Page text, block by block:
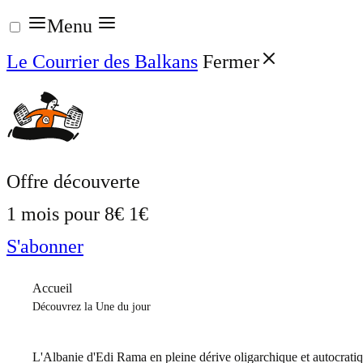
Aller
au
contenu
Menu
Le Courrier des Balkans Fermer
Offre découverte
1 mois pour 8€ 1€
S'abonner
Accueil
Découvrez la Une du jour
L'Albanie d'Edi Rama en pleine dérive oligarchique et